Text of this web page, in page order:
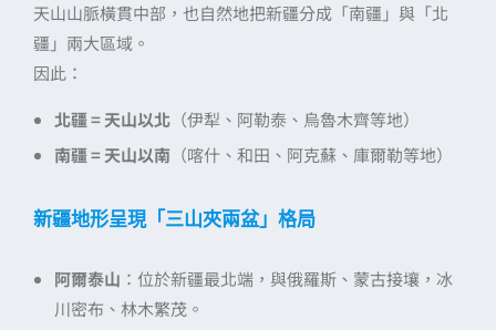
天山山脈橫貫中部，也自然地把新疆分成「南疆」與「北
疆」兩大區域。
因此：
北疆 = 天山以北（伊犁、阿勒泰、烏魯木齊等地）
南疆 = 天山以南 （喀什、和田、阿克蘇、庫爾勒等地）
新疆地形呈現「三山夾兩盆」格局
阿爾泰山 ：位於新疆最北端，與俄羅斯、蒙古接壤，冰
川密布、林木繁茂。